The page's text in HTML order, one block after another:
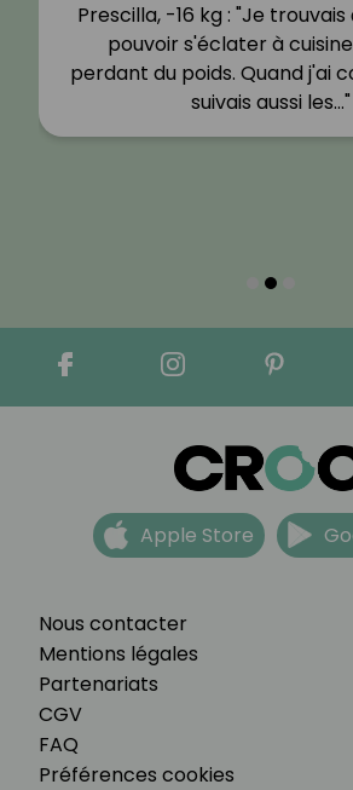
Prescilla, -16 kg : "Je
pouvoir s'éclater à
perdant du poids. Quand j'ai
suivais aussi les…"
Nous contacter
Mentions légales
Partenariats
CGV
FAQ
Préférences cookies
Apple Store